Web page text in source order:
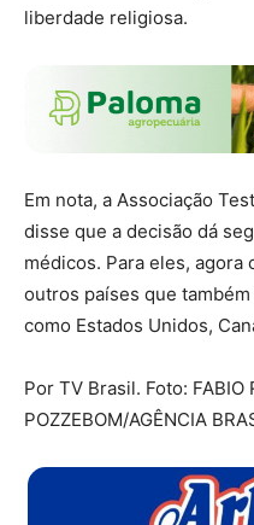
liberdade religiosa.
Em nota, a Associação
disse que a decisão dá
médicos. Para eles, agora
outros países que
como Estados Unidos,
Por TV Brasil. Foto: FABIO
POZZEBOM/AGÊNCIA